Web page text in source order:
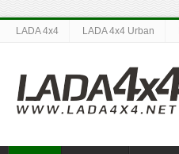
LADA 4x4 LADA 4x4 Urban